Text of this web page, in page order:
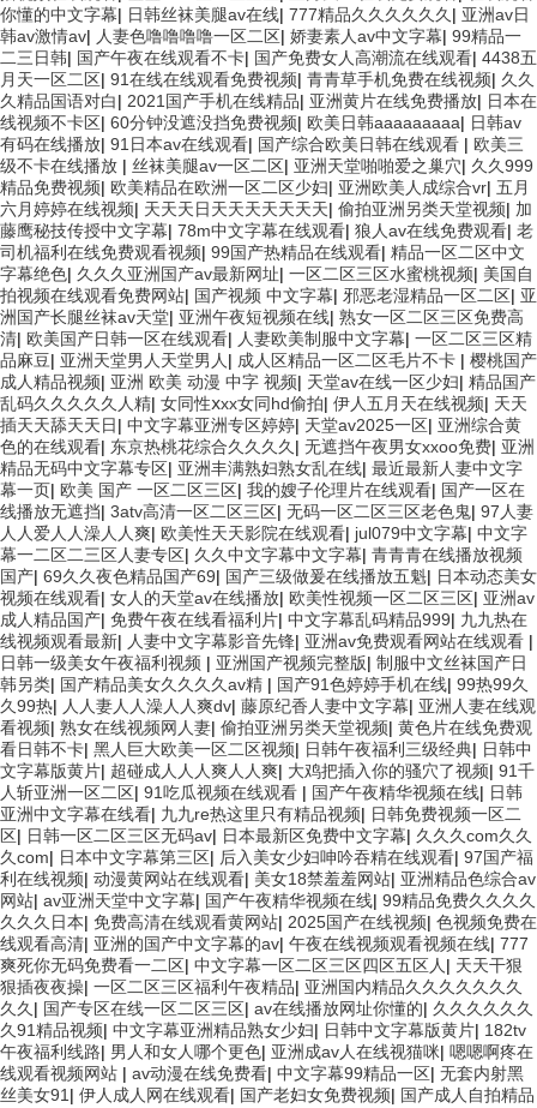
你懂的中文字幕| 日韩丝袜美腿av在线| 777精品久久久久久久 | 亚洲av日
韩av激情av| 人妻色噜噜噜噜一区二区| 娇妻素人av中文字幕| 99精品一
二三日韩| 国产午夜在线观看不卡| 国产免费女人高潮流在线观看| 4438五
月天一区二区| 91在线在线观看免费视频| 青青草手机免费在线视频| 久久
久精品国语对白| 2021国产手机在线精品| 亚洲黄片在线免费播放| 日本在
线视频不卡区| 60分钟没遮没挡免费视频| 欧美日韩aaaaaaaaa| 日韩av
有码在线播放| 91日本av在线观看| 国产综合欧美日韩在线观看 | 欧美三
级不卡在线播放 | 丝袜美腿av一区二区| 亚洲天堂啪啪爱之巢穴| 久久999
精品免费视频| 欧美精品在欧洲一区二区少妇| 亚洲欧美人成综合vr| 五月
六月婷婷在线视频| 天天天日天天天天天天天| 偷拍亚洲另类天堂视频| 加
藤鹰秘技传授中文字幕| 78m中文字幕在线观看| 狼人av在线免费观看| 老
司机福利在线免费观看视频| 99国产热精品在线观看| 精品一区二区中文
字幕绝色| 久久久亚洲国产av最新网址| 一区二区三区水蜜桃视频| 美国自
拍视频在线观看免费网站| 国产视频 中文字幕| 邪恶老湿精品一区二区| 亚
洲国产长腿丝袜av天堂| 亚洲午夜短视频在线| 熟女一区二区三区免费高
清| 欧美国产日韩一区在线观看| 人妻欧美制服中文字幕| 一区二区三区精
品麻豆| 亚洲天堂男人天堂男人 | 成人区精品一区二区毛片不卡 | 樱桃国产
成人精品视频| 亚洲 欧美 动漫 中字 视频| 天堂av在线一区少妇| 精品国产
乱码久久久久久人精| 女同性ⅹxx女同hd偷拍| 伊人五月天在线视频| 天天
插天天舔天天日| 中文字幕亚洲专区婷婷| 天堂av2025一区| 亚洲综合黄
色的在线观看| 东京热桃花综合久久久久 | 无遮挡午夜男女xxoo免费| 亚洲
精品无码中文字幕专区| 亚洲丰满熟妇熟女乱在线| 最近最新人妻中文字
幕一页| 欧美 国产 一区二区三区| 我的嫂子伦理片在线观看| 国产一区在
线播放无遮挡| 3atv高清一区二区三区| 无码一区二区三区老色鬼| 97人妻
人人爱人人澡人人爽| 欧美性天天影院在线观看| jul079中文字幕| 中文字
幕一二区二三区人妻专区| 久久中文字幕中文字幕| 青青青在线播放视频
国产| 69久久夜色精品国产69| 国产三级做爰在线播放五魁| 日本动态美女
视频在线观看| 女人的天堂av在线播放| 欧美性视频一区二区三区| 亚洲av
成人精品国产| 免费午夜在线看福利片| 中文字幕乱码精品999| 九九热在
线视频观看最新| 人妻中文字幕影音先锋| 亚洲av免费观看网站在线观看 |
日韩一级美女午夜福利视频 | 亚洲国产视频完整版| 制服中文丝袜国产日
韩另类| 国产精品美女久久久久av精 | 国产91色婷婷手机在线| 99热99久
久99热| 人人妻人人澡人人爽dv| 藤原纪香人妻中文字幕| 亚洲人妻在线观
看视频| 熟女在线视频网人妻| 偷拍亚洲另类天堂视频| 黄色片在线免费观
看日韩不卡| 黑人巨大欧美一区二区视频| 日韩午夜福利三级经典| 日韩中
文字幕版黄片| 超碰成人人人爽人人爽| 大鸡把插入你的骚穴了视频| 91千
人斩亚洲一区二区| 91吃瓜视频在线观看 | 国产午夜精华视频在线| 日韩
亚洲中文字幕在线看| 九九re热这里只有精品视频| 日韩免费视频一区二
区| 日韩一区二区三区无码av| 日本最新区免费中文字幕| 久久久com久久
久com| 日本中文字幕第三区| 后入美女少妇呻吟吞精在线观看| 97国产福
利在线视频| 动漫黄网站在线观看| 美女18禁羞羞网站| 亚洲精品色综合av
网站| av亚洲天堂中文字幕| 国产午夜精华视频在线| 99精品免费久久久久
久久久日本| 免费高清在线观看黄网站| 2025国产在线视频| 色视频免费在
线观看高清| 亚洲的国产中文字幕的av| 午夜在线视频观看视频在线| 777
爽死你无码免费看一二区| 中文字幕一区二区三区四区五区人 | 天天干狠
狠插夜夜操| 一区二区三区福利午夜精品| 亚洲国内精品久久久久久久久
久久 | 国产专区在线一区二区三区| av在线播放网址你懂的| 久久久久久久
久91精品视频| 中文字幕亚洲精品熟女少妇| 日韩中文字幕版黄片| 182tv
午夜福利线路| 男人和女人哪个更色| 亚洲成av人在线视猫咪| 嗯嗯啊疼在
线观看视频网站 | av动漫在线免费看| 中文字幕99精品一区| 无套内射黑
丝美女91 | 伊人成人网在线观看| 国产老妇女免费视频| 国产成人自拍精品